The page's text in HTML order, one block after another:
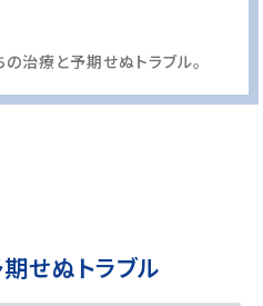
治療と予期せぬトラブル。
せぬトラブル